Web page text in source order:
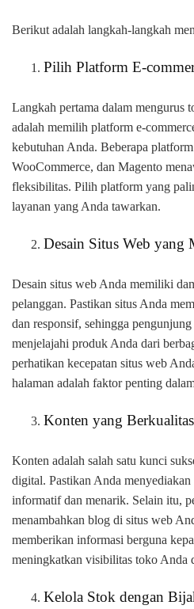
Berikut adalah langkah-langkah
Pilih Platform E-
Langkah pertama dalam mengurus
adalah memilih platform e-
kebutuhan Anda. Beberapa
WooCommerce, dan Magento
fleksibilitas. Pilih platform yang
layanan yang Anda tawarkan.
Desain Situs Web yang
Desain situs web Anda memiliki
pelanggan. Pastikan situs Anda
dan responsif, sehingga
menjelajahi produk Anda dari
perhatikan kecepatan situs web
halaman adalah faktor penting
Konten yang Berkualitas
Konten adalah salah satu kunci
digital. Pastikan Anda
informatif dan menarik. Selain itu,
menambahkan blog di situs web
memberikan informasi berguna
meningkatkan visibilitas toko Anda
Kelola Stok dengan